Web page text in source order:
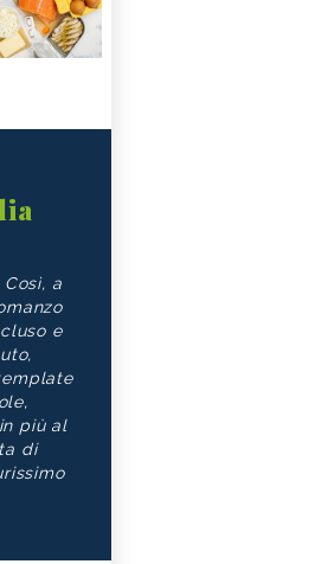
a
e
più al
di